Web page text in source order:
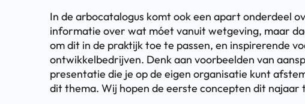
In de arbocatalogus komt ook een apart onderdeel
informatie over wat móet vanuit wetgeving, maar
om dit in de praktijk toe te passen, en inspirerende
ontwikkelbedrijven. Denk aan voorbeelden van
presentatie die je op de eigen organisatie kunt
dit thema. Wij hopen de eerste concepten dit najaar